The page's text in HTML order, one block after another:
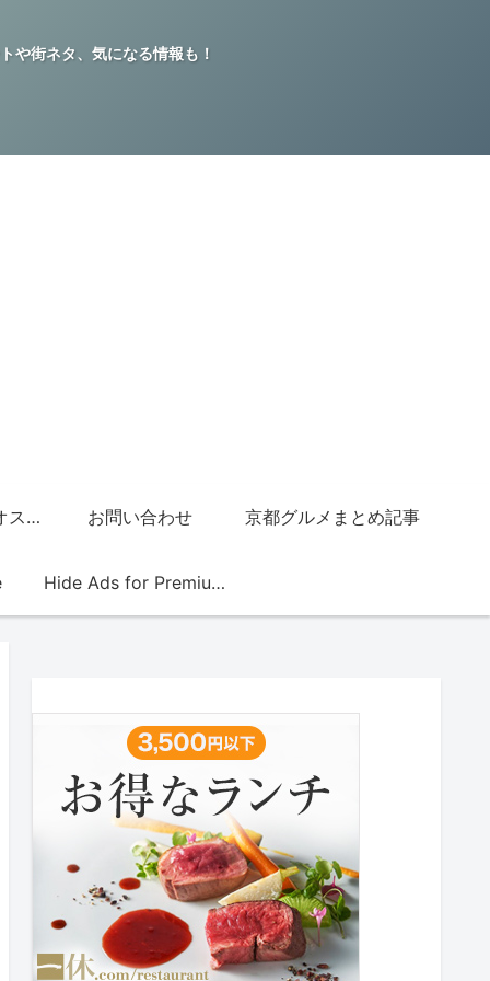
や街ネタ、気になる情報も！
グッチジャパン的オススメ店 お問い合わせ 京都グルメまとめ記事
Hide Ads for Premium Members